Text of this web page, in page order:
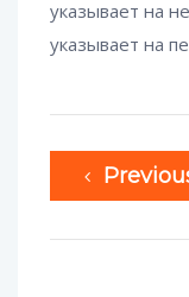
указывает на
указывает на